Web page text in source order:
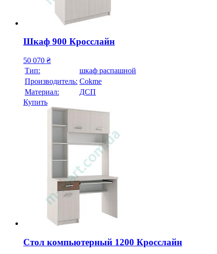
Шкаф 900 Кросслайн
50 070 ₴
Тип:
шкаф распашной
Производитель: Cokme
Материал:
ДСП
Купить
Стол компьютерный 1200 Кросслайн